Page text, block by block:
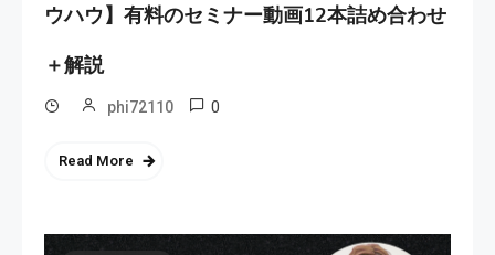
ウハウ】有料のセミナー動画12本詰め合わせ
＋解説
phi72110 0
Read More